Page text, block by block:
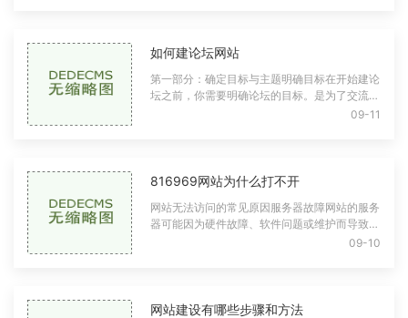
如何建论坛网站
第一部分：确定目标与主题明确目标在开始建论
坛之前，你需要明确论坛的目标。是为了交流特
定主题、分享兴趣，还是为了推广某项服务？明
09-11
816969网站为什么打不开
网站无法访问的常见原因服务器故障网站的服务
器可能因为硬件故障、软件问题或维护而导致无
法访问。这种情况通常是暂时的，等待一段时间
09-10
网站建设有哪些步骤和方法